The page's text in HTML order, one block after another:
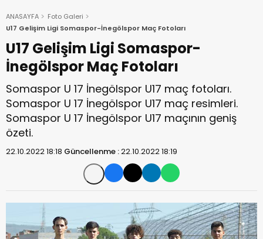
ANASAYFA
Foto Galeri
U17 Gelişim Ligi Somaspor-İnegölspor Maç Fotoları
U17 Gelişim Ligi Somaspor-
İnegölspor Maç Fotoları
Somaspor U 17 İnegölspor U17 maç fotoları.
Somaspor U 17 İnegölspor U17 maç resimleri.
Somaspor U 17 İnegölspor U17 maçının geniş
özeti.
22.10.2022 18:18 Güncellenme :22.10.2022 18:19